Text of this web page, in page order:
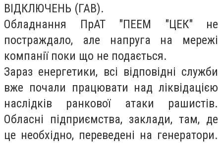
ВІДКЛЮЧЕНЬ (ГАВ).
Обладнання ПрАТ "ПЕЕМ "ЦЕК" не
постраждало, але напруга на мережі
компанії поки що не подається.
Зараз енергетики, всі відповідні служби
вже почали працювати над ліквідацією
наслідків ранкової атаки рашистів.
Обласні підприємства, заклади, там, де
це необхідно, переведені на генератори.